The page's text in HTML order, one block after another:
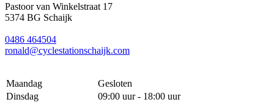
Pastoor van Winkelstraat 17
5374 BG Schaijk
0486 464504
ronald@cyclestationschaijk.com
Maandag
Gesloten
Dinsdag
09:00 uur - 18:00 uur